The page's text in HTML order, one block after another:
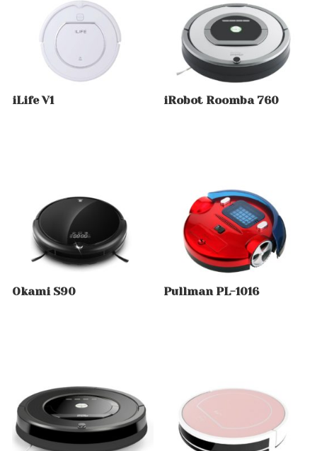
iLife V1 iRobot Roomba 760
Okami S90 Pullman PL-1016